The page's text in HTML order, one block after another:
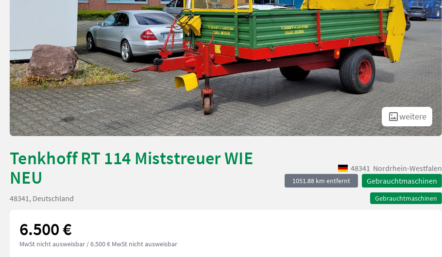
weitere
Tenkhoff RT 114 Miststreuer WIE
NEU
48341 Nordrhein-Westfalen
1051.88 km entfernt Gebrauchtmaschinen
Gebrauchtmaschinen
48341, Deutschland
6.500 €
MwSt nicht ausweisbar / 6.500 € MwSt nicht ausweisbar